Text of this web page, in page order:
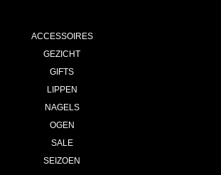
ACCESSOIRES
GEZICHT
GIFTS
LIPPEN
NAGELS
OGEN
SALE
SEIZOEN